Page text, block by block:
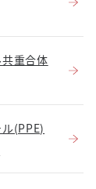
重合体
(PPE)